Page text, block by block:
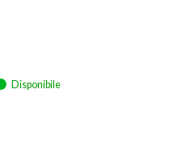
Disponibile